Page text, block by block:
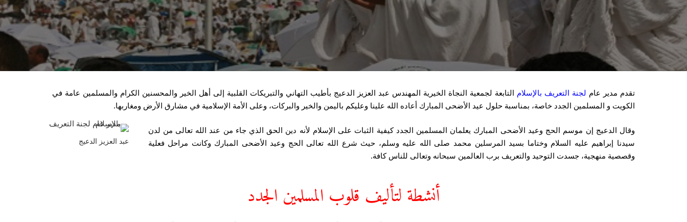
تقدم مدير عام لجنة التعريف بالإسلام التابعة لجمعية النجاة الخيرية المهندس عبد العزيز الدعيج بأطيب التهاني والتبريكات القلبية إلى أهل الخير والمحسنين الكرام والمسلمين عامة في
الكويت و المسلمين الجدد خاصة، بمناسبة حلول عيد الأضحى المبارك أعاده الله علينا وعليكم باليمن والخير والبركات، وعلى الأمة الإسلامية في مشارق الأرض ومغاربها.
عبد العزيز الدعيج
وقال الدعيج إن موسم الحج وعيد الأضحى المبارك يعلمان المسلمين الجدد كيفية الثبات على الإسلام لأنه دين الحق الذي جاء من عند الله تعالى من لدن
سيدنا إبراهيم عليه السلام وختاما بسيد المرسلين محمد صلى الله عليه وسلم، حيث شرع الله تعالى الحج وعيد الأضحى المبارك وكانت مراحل فعلية
وقصصية منهجية، جسدت التوحيد والتعريف برب العالمين سبحانه وتعالى للناس كافة.
أنشطة لتأليف قلوب المسلمين الجدد